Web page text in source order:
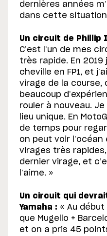
dernières années
dans cette
Un circuit de Phillip
C’est l’un de mes
très rapide. En 2019
cheville en FP1, et
virage de la course,
beaucoup
rouler à nouveau.
lieu unique. En
de temps pour
on peut voir
virages très
dernier virage, et
l’aime. »
Un circuit qui
Yamaha : « Au début
que Mugello +
et on a pris 45